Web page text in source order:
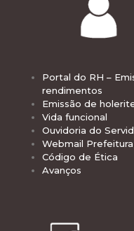
Portal do RH –
rendimentos
Emissão de
Vida funcional
Ouvidoria do
Webmail Prefeitura
Código de Ética
Avanços